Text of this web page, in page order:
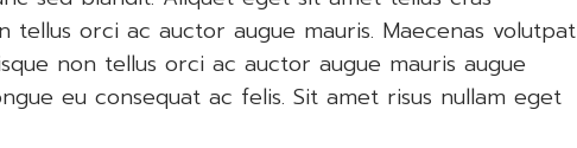
tellus orci ac auctor augue mauris. Maecenas volutpat
non tellus orci ac auctor augue mauris augue
eu consequat ac felis. Sit amet risus nullam eget